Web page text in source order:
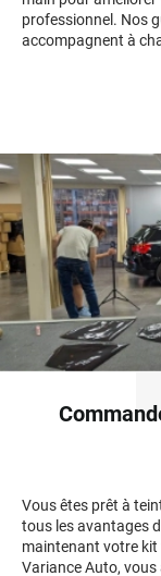
professionnel. Nos
accompagnent à
Vous êtes prêt à
tous les avantages
maintenant votre kit
Variance Auto, vous